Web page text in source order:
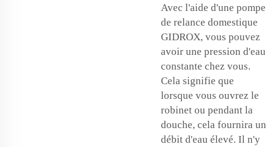
Avec l'aide d'une pompe
de relance domestique
GIDROX, vous pouvez
avoir une pression d'eau
constante chez vous.
Cela signifie que
lorsque vous ouvrez le
robinet ou pendant la
douche, cela fournira un
débit d'eau élevé. Il n'y